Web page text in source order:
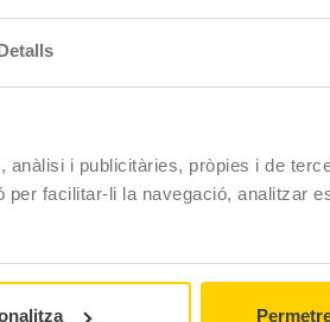
i publicitàries, pròpies i de
facilitar-li la navegació, analitzar
satisfer els requisits específics
Bridgestone
255/35 R20 97 Y
Estiu